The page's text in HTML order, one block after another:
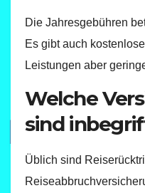
Die Jahresgebühren
Es gibt auch
Leistungen aber
Welche
sind
Üblich sind